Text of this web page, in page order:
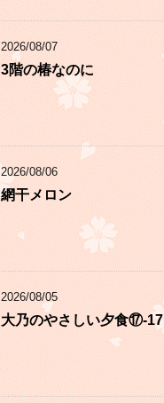
2026/08/07
3階の椿なのに
2026/08/06
網干メロン
2026/08/05
大乃のやさしい夕食⑰-17